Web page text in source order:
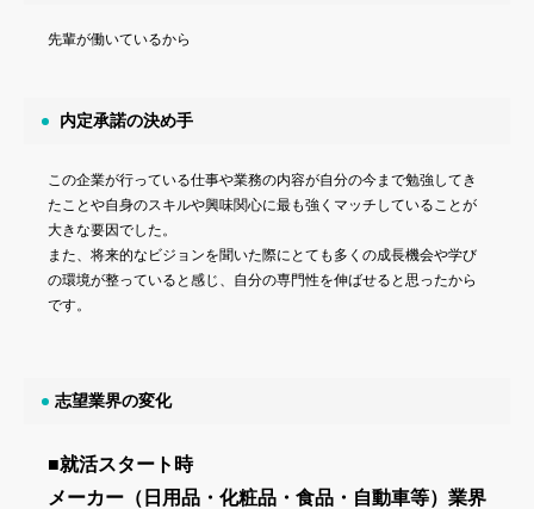
先輩が働いているから
内定承諾の決め手
この企業が行っている仕事や業務の内容が自分の今まで勉強してき
たことや自身のスキルや興味関心に最も強くマッチしていることが
大きな要因でした。
また、将来的なビジョンを聞いた際にとても多くの成長機会や学び
の環境が整っていると感じ、自分の専門性を伸ばせると思ったから
です。
志望業界の変化
■就活スタート時
メーカー（日用品・化粧品・食品・自動車等）業界